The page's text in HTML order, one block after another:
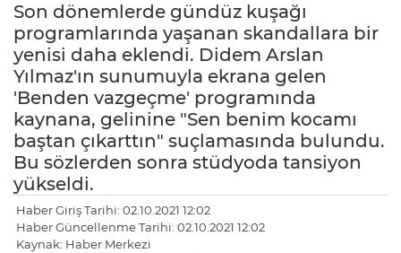
Son dönemlerde gündüz kuşağı
programlarında yaşanan skandallara bir
yenisi daha eklendi. Didem Arslan
Yılmaz'ın sunumuyla ekrana gelen
'Benden vazgeçme' programında
kaynana, gelinine "Sen benim kocamı
baştan çıkarttın" suçlamasında bulundu.
Bu sözlerden sonra stüdyoda tansiyon
yükseldi.
Haber Giriş Tarihi: 02.10.2021 12:02
Haber Güncellenme Tarihi: 02.10.2021 12:02
Kaynak: Haber Merkezi